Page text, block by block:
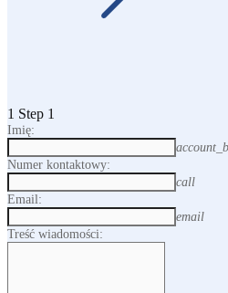
1 Step 1
Imię:
Numer kontaktowy:
call
Email:
email
Treść wiadomości: